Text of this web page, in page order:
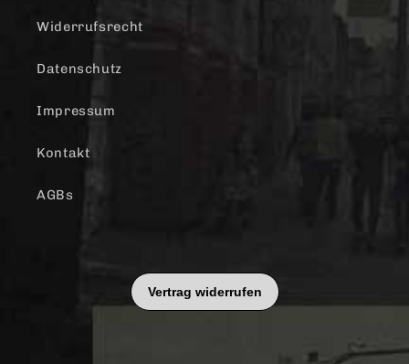
Widerrufsrecht
Datenschutz
Impressum
Kontakt
AGBs